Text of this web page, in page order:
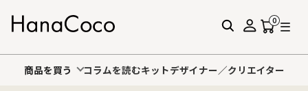
0
商品を買う コラムを読むキットデザイナー／クリエイター